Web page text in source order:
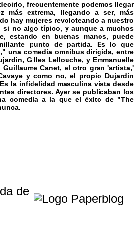
frecuentemente podemos llegar
más extrema, llegando a ser, más
hay mujeres revoloteando a nuestro
si no algo típico, y aunque a muchos
estando en buenas manos, puede
punto de partida. Es lo que
una comedia omnibus dirigida, entre
, Gilles Lellouche, y Emmanuelle
Canet, el otro gran 'artista,'
y como no, el propio Dujardin
la infidelidad masculina vista desde
directores. Ayer se publicaban los
comedia a la que el éxito de"The
de